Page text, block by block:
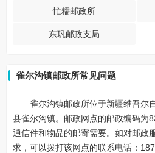
忙糯邮政所
东巩邮政支局
雀尔沟镇邮政所常见问题
雀尔沟镇邮政所位于新疆维吾尔
县雀尔沟镇。邮政网点的邮政编码为
通信件和物品的邮寄需要。如对邮政
求，可以拨打该网点的联系电话：